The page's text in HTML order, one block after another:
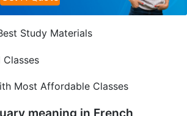
Study Materials
Classes
Most Affordable Classes
meaning in French